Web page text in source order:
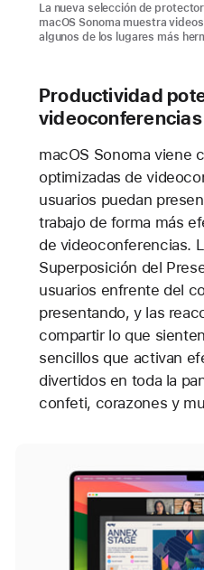
La nueva selección de
macOS Sonoma muestra
algunos de los lugares más
Productividad
videoconferencias
macOS Sonoma viene
optimizadas de
usuarios puedan
trabajo de forma más
de videoconferencias.
Superposición del
usuarios enfrente del
presentando, y las
compartir lo que
sencillos que activan
divertidos en toda la
confeti, corazones y